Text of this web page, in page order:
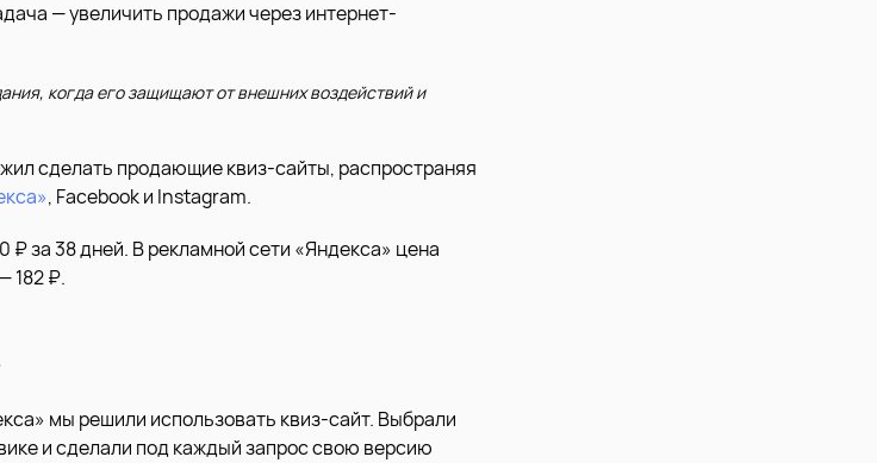
— увеличить продажи через интернет-
когда его защищают от внешних воздействий и
сделать продающие квиз-сайты, распространяя
, Facebook и Instagram.
₽ за 38 дней. В рекламной сети «Яндекса» цена
182 ₽.
мы решили использовать квиз-сайт. Выбрали
и сделали под каждый запрос свою версию